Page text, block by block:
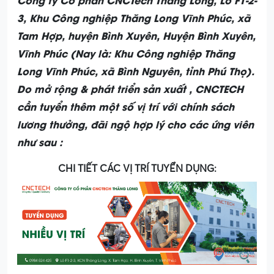
3, Khu Công nghiệp Thăng Long Vĩnh Phúc, xã
Tam Hợp, huyện Bình Xuyên, Huyện Bình Xuyên,
Vĩnh Phúc (Nay là: Khu Công nghiệp Thăng
Long Vĩnh Phúc, xã Bình Nguyên, tỉnh Phú Thọ).
Do mở rộng & phát triển sản xuất , CNCTECH
cần tuyển thêm một số vị trí với chính sách
lương thưởng, đãi ngộ hợp lý cho các ứng viên
như sau :
CHI TIẾT CÁC VỊ TRÍ TUYỂN DỤNG: